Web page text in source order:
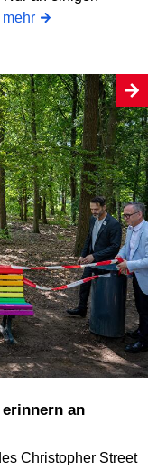
mehr
Christopher Street